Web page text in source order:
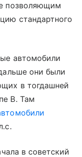
позволяющим
стандартного
автомобили
они были
в тогдашней
B. Там
в советский